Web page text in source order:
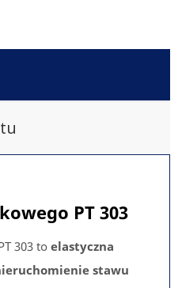
PT 303
303 to elastyczna
stawu